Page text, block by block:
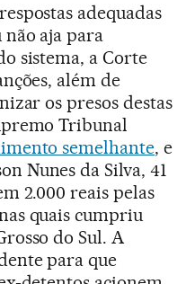
adequadas
não aja para
sistema, a Corte
além de
os presos destas
Tribunal
semelhante, e
Nunes da Silva, 41
2.000 reais pelas
quais cumpriu
do Sul. A
para que